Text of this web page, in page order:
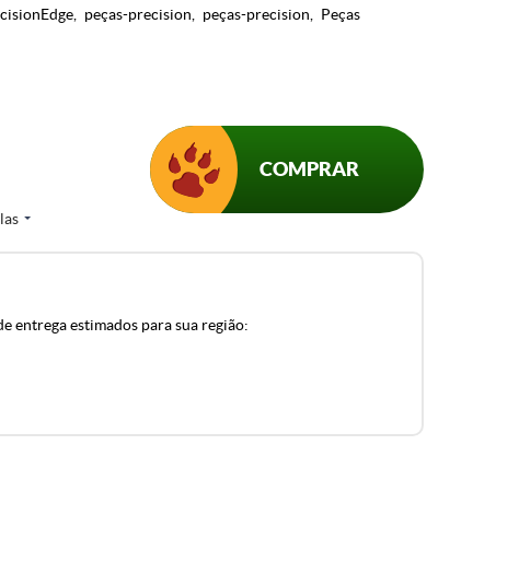
peças-precision peças-precision
Peças
COMPRAR
entrega estimados para sua região: